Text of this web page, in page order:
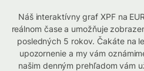
Náš interaktívny graf XPF na
reálnom čase a umožňuje
posledných 5 rokov. Čakáte na
upozornenie a my vám
našim denným prehľadom vám